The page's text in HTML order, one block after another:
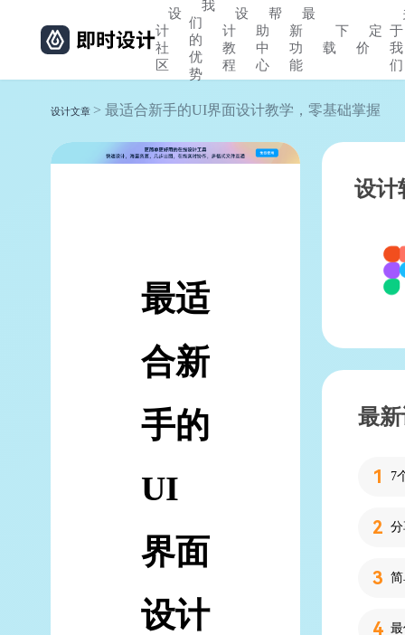
设
计
社
区
我
们
的
优
势
设
计
教
程
帮
助
中
心
最
新
功
能
下
载
定
价
于
我
们
设计文章 > 最适合新手的UI界面设计教学，零基础掌握
最适
合新
手的
UI
界面
设计
设计
最
7